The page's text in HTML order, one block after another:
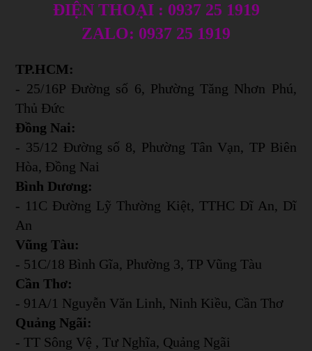
ĐIỆN THOẠI : 0937 25 1919
ZALO: 0937 25 1919
TP.HCM:
- 25/16P Đường số 6, Phường Tăng Nhơn Phú,
Thủ Đức
Đồng Nai:
- 35/12 Đường số 8, Phường Tân Vạn, TP Biên
Hòa, Đồng Nai
Bình Dương:
- 11C Đường Lỹ Thường Kiệt, TTHC Dĩ An, Dĩ
An
Vũng Tàu:
- 51C/18 Bình Gĩa, Phường 3, TP Vũng Tàu
Cần Thơ:
- 91A/1 Nguyễn Văn Linh, Ninh Kiều, Cần Thơ
Quảng Ngãi:
- TT Sông Vệ , Tư Nghĩa, Quảng Ngãi